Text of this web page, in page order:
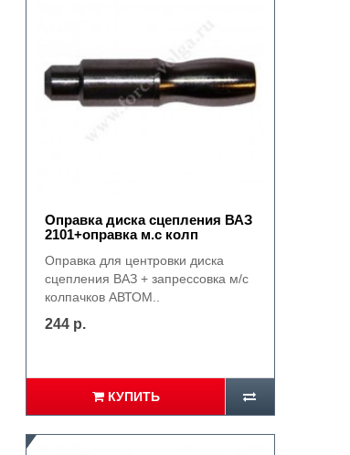
Оправка диска сцепления ВАЗ
2101+оправка м.с колп
Оправка для центровки диска
сцепления ВАЗ + запрессовка м/с
колпачков АВТОМ..
244 р.
КУПИТЬ